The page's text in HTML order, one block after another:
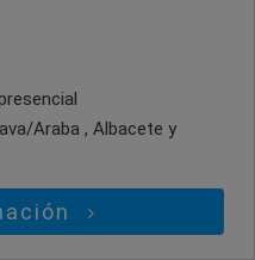
Araba , Albacete y